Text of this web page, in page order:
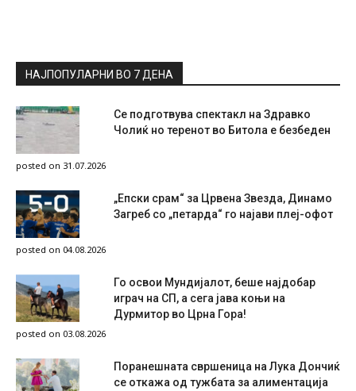
НАЈПОПУЛАРНИ ВО 7 ДЕНА
Се подготвува спектакл на Здравко
Чолиќ но теренот во Битола е безбеден
posted on 31.07.2026
„Епски срам“ за Црвена Звезда, Динамо
Загреб со „петарда“ го најави плеј-офот
posted on 04.08.2026
Го освои Мундијалот, беше најдобар
играч на СП, а сега јава коњи на
Дурмитор во Црна Гора!
posted on 03.08.2026
Поранешната свршеница на Лука Дончиќ
се откажа од тужбата за алиментација